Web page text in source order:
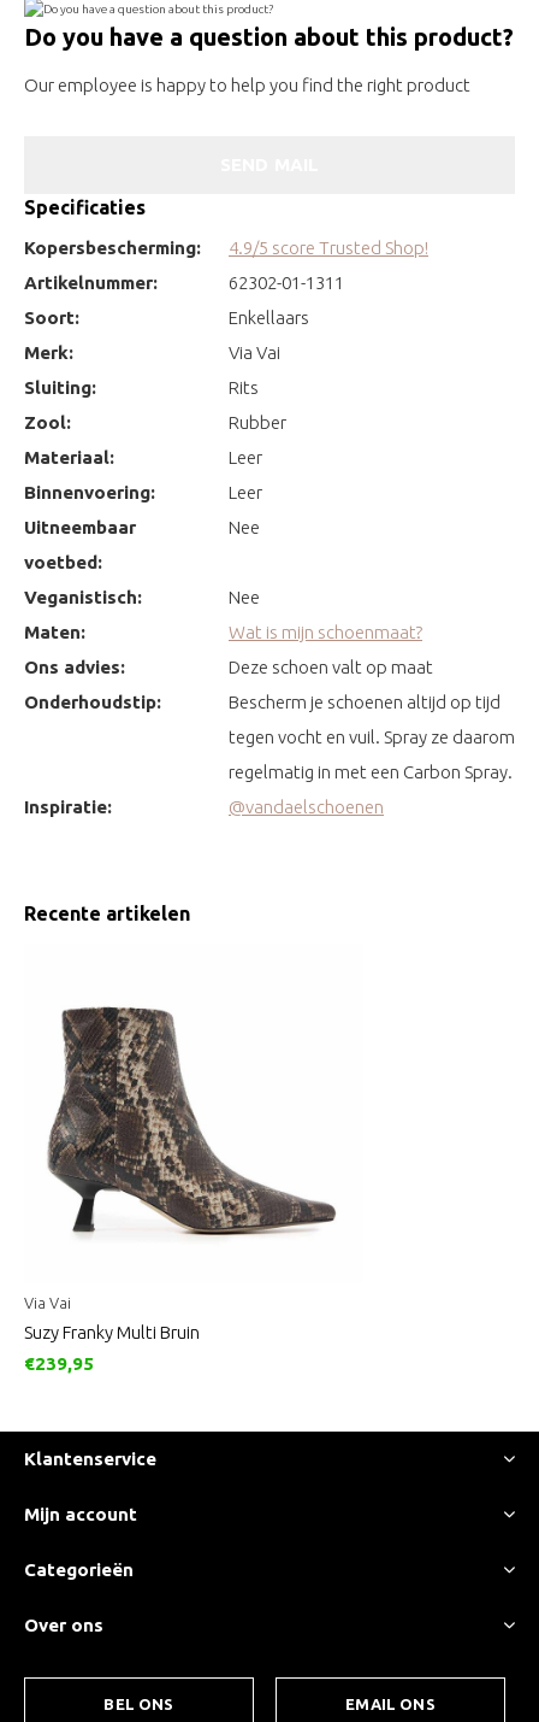
Do you have a question about this product?
Our employee is happy to help you find the right product
Specificaties
Kopersbescherming:
4.9/5 score Trusted Shop!
Artikelnummer:
62302-01-1311
Soort:
Enkellaars
Merk:
Via Vai
Sluiting:
Rits
Zool:
Rubber
Materiaal:
Leer
Binnenvoering:
Leer
Uitneembaar
voetbed:
Nee
Veganistisch:
Nee
Maten:
Wat is mijn schoenmaat?
Ons advies:
Deze schoen valt op maat
Onderhoudstip:
Bescherm je schoenen altijd op tijd
tegen vocht en vuil. Spray ze daarom
regelmatig in met een Carbon Spray.
Inspiratie:
@vandaelschoenen
Recente artikelen
Via Vai
Suzy Franky Multi Bruin
€239,95
Klantenservice
Mijn account
Categorieën
Over ons
BEL ONS EMAIL ONS